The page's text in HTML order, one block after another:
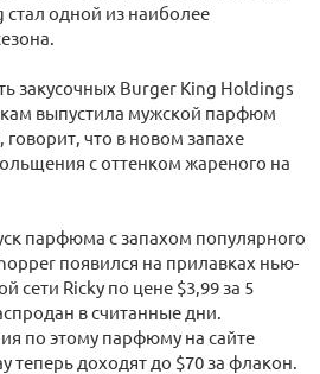
стал одной из наиболее
закусочных Burger King Holdings
выпустила мужской парфюм
что в новом запахе
с оттенком жареного на
парфюма с запахом популярного
появился на прилавках нью-
сети Ricky по цене $3,99 за 5
в считанные дни.
по этому парфюму на сайте
теперь доходят до $70 за флакон.